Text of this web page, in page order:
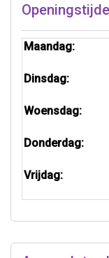
Maandag:
Dinsdag:
Woensdag:
Donderdag:
Vrijdag: